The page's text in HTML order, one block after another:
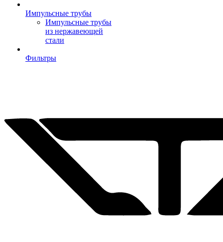
Импульсные трубы
Импульсные трубы
из нержавеющей
стали
Фильтры